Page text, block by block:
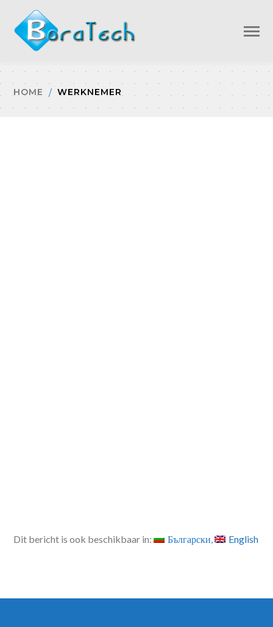
HOME WERKNEMER
Dit bericht is ook beschikbaar in: Български English